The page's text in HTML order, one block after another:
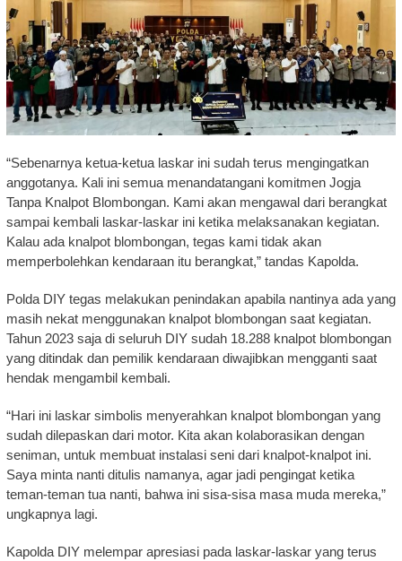
“Sebenarnya ketua-ketua laskar ini sudah terus mengingatkan
anggotanya. Kali ini semua menandatangani komitmen Jogja
Tanpa Knalpot Blombongan. Kami akan mengawal dari berangkat
sampai kembali laskar-laskar ini ketika melaksanakan kegiatan.
Kalau ada knalpot blombongan, tegas kami tidak akan
memperbolehkan kendaraan itu berangkat,” tandas Kapolda.
Polda DIY tegas melakukan penindakan apabila nantinya ada yang
masih nekat menggunakan knalpot blombongan saat kegiatan.
Tahun 2023 saja di seluruh DIY sudah 18.288 knalpot blombongan
yang ditindak dan pemilik kendaraan diwajibkan mengganti saat
hendak mengambil kembali.
“Hari ini laskar simbolis menyerahkan knalpot blombongan yang
sudah dilepaskan dari motor. Kita akan kolaborasikan dengan
seniman, untuk membuat instalasi seni dari knalpot-knalpot ini.
Saya minta nanti ditulis namanya, agar jadi pengingat ketika
teman-teman tua nanti, bahwa ini sisa-sisa masa muda mereka,”
ungkapnya lagi.
Kapolda DIY melempar apresiasi pada laskar-laskar yang terus